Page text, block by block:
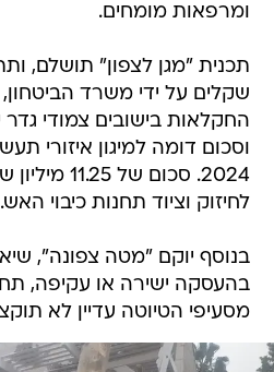
ומרפאות מומחים.
שקלים על ידי משרד הביטחון,
וסכום דומה למיגון איזורי
2024. סכום
לחיזוק וציוד תחנות כיבוי האש.
בנוסף יוקם "מטה צפונה",
בהעסקה ישירה או עקיפה,
מסעיפי הטיוטה עדיין לא